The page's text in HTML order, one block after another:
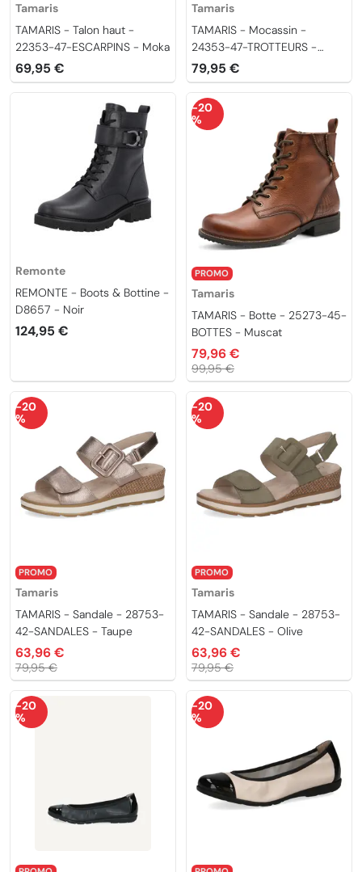
Tamaris
TAMARIS - Talon haut -
22353-47-ESCARPINS - Moka
69,95 €
Tamaris
TAMARIS - Mocassin -
24353-47-TROTTEURS -
Moka
79,95 €
Remonte
REMONTE - Boots & Bottine -
D8657 - Noir
124,95 €
PROMO
Tamaris
TAMARIS - Botte - 25273-45-
BOTTES - Muscat
79,96 €
99,95 €
-20
%
PROMO
Tamaris
TAMARIS - Sandale - 28753-
42-SANDALES - Taupe
63,96 €
79,95 €
-20
%
PROMO
Tamaris
TAMARIS - Sandale - 28753-
42-SANDALES - Olive
63,96 €
79,95 €
-20
%
-20
%
-20
%